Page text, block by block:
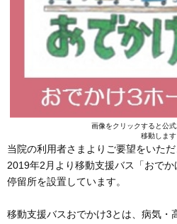
画像をクリックすると公
移動します
当院の利用者さまよりご要望をいただ
2019年2月より移動支援バス「おでか
停留所を設置しています。
移動支援バスおでかけ3とは、病気・